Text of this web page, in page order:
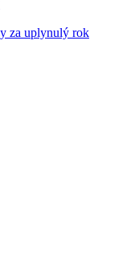
za uplynulý rok